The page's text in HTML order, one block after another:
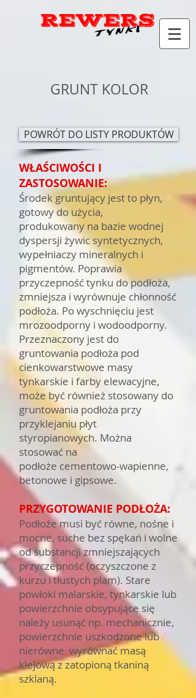
GRUNT KOLOR
POWRÓT DO LISTY PRODUKTÓW
WŁAŚCIWOŚCI I
ZASTOSOWANIE:
Środek gruntujący jest to płyn,
gotowy do użycia,
produkowany na bazie wodnej
dyspersji żywic syntetycznych,
wypełniaczy mineralnych i
pigmentów. Poprawia
przyczepność tynku do podłoża,
zmniejsza i wyrównuje chłonność
podłoża. Po wyschnięciu jest
mrozoodporny i wodoodporny.
Przeznaczony jest do
gruntowania podłoża pod
cienkowarstwowe masy
tynkarskie i farby elewacyjne,
może być również stosowany do
gruntowania podłoża przy
przyklejaniu płyt
styropianowych. Można
stosować na
podłoże cementowo-wapienne,
betonowe i gipsowe.
PRZYGOTOWANIE PODŁOŻA:
Podłoże musi być równe, nośne i
mocne, suche bez spękań i wolne
od substancji zmniejszających
przyczepność (oczyszczone z
kurzu i tłustych plam). Stare
powłoki malarskie, tynkarskie lub
powierzchnie obsypujące się
należy usunąć np. mechanicznie,
powierzchnie uszkodzone lub
nierówne wyrównać masą
klejową z zatopioną tkaniną
szklaną.